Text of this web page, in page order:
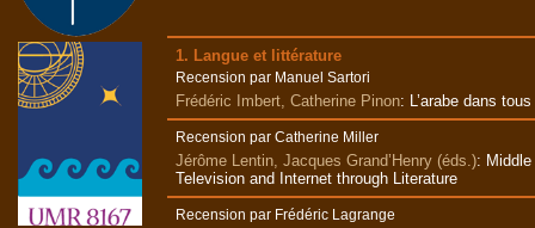
1. Langue et littérature
Recension par Manuel Sartori
Frédéric Imbert, Catherine Pinon: L’arabe dans
Recension par Catherine Miller
Jérôme Lentin, Jacques Grand’Henry (éds.):
Television and Internet through Literature
Recension par Frédéric Lagrange